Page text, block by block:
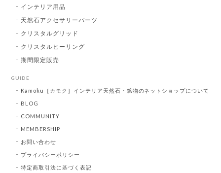
インテリア用品
天然石アクセサリーパーツ
クリスタルグリッド
クリスタルヒーリング
期間限定販売
GUIDE
Kamoku［カモク］インテリア天然石・鉱物のネットショップについて
BLOG
COMMUNITY
MEMBERSHIP
お問い合わせ
プライバシーポリシー
特定商取引法に基づく表記